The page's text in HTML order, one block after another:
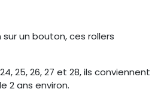
un bouton, ces rollers
25, 26, 27 et 28, ils conviennent
2 ans environ.